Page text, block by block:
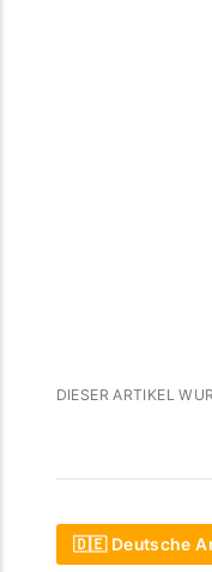
DIESER ARTIKEL
🇩🇪 Deutsche